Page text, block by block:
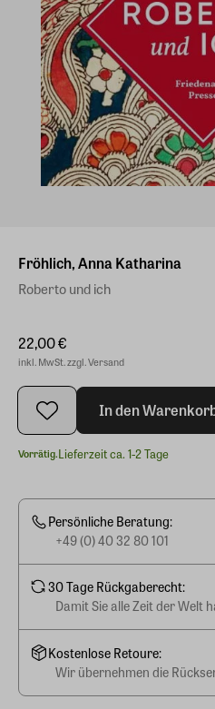
Fröhlich, Anna Katharina
Roberto und ich
22,00 €
inkl. MwSt. zzgl. Versand
In den
Vorrätig.Lieferzeit ca. 1-2 Tage
Persönliche Beratung:
+49 (0) 40 32 80 101
30 Tage Rückgaberecht:
Damit Sie alle Zeit der Welt
Kostenlose Retoure:
Wir übernehmen die